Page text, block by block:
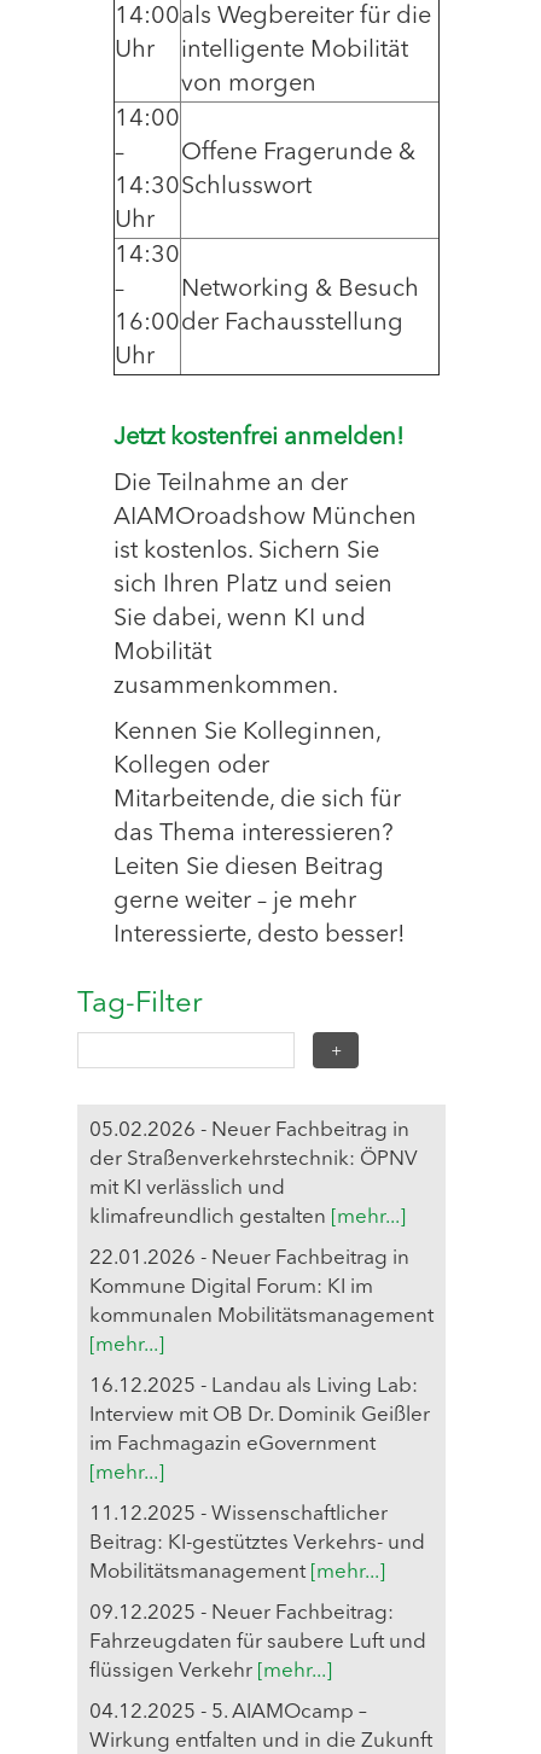
14:00
Uhr
als Wegbereiter für die
intelligente Mobilität
von morgen
14:00
–
14:30
Uhr
Offene Fragerunde &
Schlusswort
14:30
–
16:00
Uhr
Networking & Besuch
der Fachausstellung
Jetzt kostenfrei anmelden!
Die Teilnahme an der
AIAMOroadshow München
ist kostenlos. Sichern Sie
sich Ihren Platz und seien
Sie dabei, wenn KI und
Mobilität
zusammenkommen.
Kennen Sie Kolleginnen,
Kollegen oder
Mitarbeitende, die sich für
das Thema interessieren?
Leiten Sie diesen Beitrag
gerne weiter – je mehr
Interessierte, desto besser!
Tag-Filter
05.02.2026 - Neuer Fachbeitrag in
der Straßenverkehrstechnik: ÖPNV
mit KI verlässlich und
klimafreundlich gestalten
[mehr...]
22.01.2026 - Neuer Fachbeitrag in
Kommune Digital Forum: KI im
kommunalen Mobilitätsmanagement
[mehr...]
16.12.2025 - Landau als Living Lab:
Interview mit OB Dr. Dominik Geißler
im Fachmagazin eGovernment
[mehr...]
11.12.2025 - Wissenschaftlicher
Beitrag: KI-gestütztes Verkehrs- und
Mobilitätsmanagement [mehr...]
09.12.2025 - Neuer Fachbeitrag:
Fahrzeugdaten für saubere Luft und
flüssigen Verkehr [mehr...]
04.12.2025 - 5. AIAMOcamp –
Wirkung entfalten und in die Zukunft